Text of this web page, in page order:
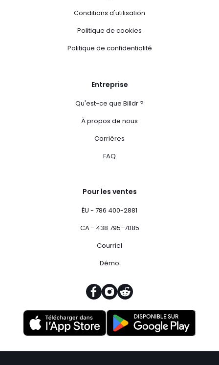
Conditions d'utilisation
Politique de cookies
Politique de confidentialité
Entreprise
Qu'est-ce que Billdr ?
À propos de nous
Carrières
FAQ
Pour les ventes
ÉU - 786 400-2881
CA - 438 795-7085
Courriel
Démo